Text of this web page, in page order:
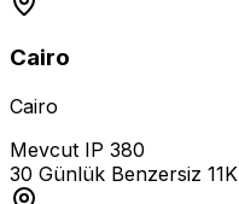
Cairo
Cairo
Mevcut IP 380
30 Günlük Benzersiz 11K